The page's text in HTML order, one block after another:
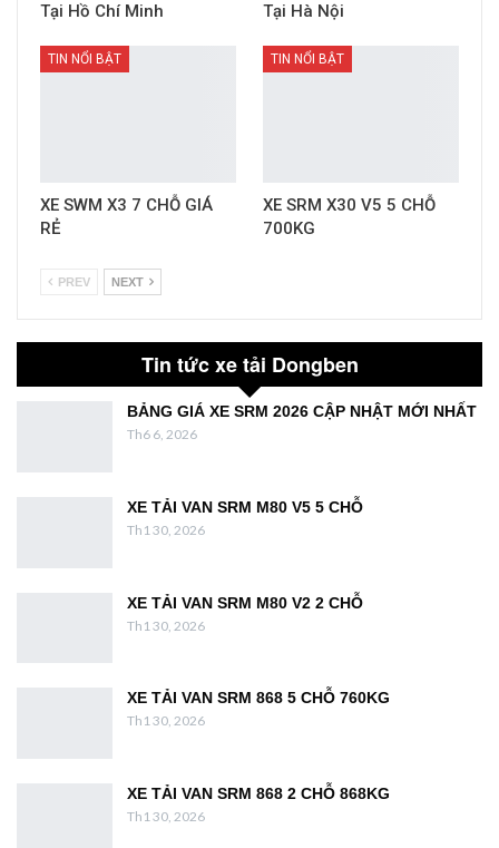
Tại Hồ Chí Minh
Tại Hà Nội
TIN NỔI BẬT
XE SWM X3 7 CHỖ GIÁ
RẺ
TIN NỔI BẬT
XE SRM X30 V5 5 CHỖ
700KG
PREV NEXT
Tin tức xe tải Dongben
BẢNG GIÁ XE SRM 2026 CẬP NHẬT MỚI NHẤT
Th6 6, 2026
XE TẢI VAN SRM M80 V5 5 CHỖ
Th1 30, 2026
XE TẢI VAN SRM M80 V2 2 CHỖ
Th1 30, 2026
XE TẢI VAN SRM 868 5 CHỖ 760KG
Th1 30, 2026
XE TẢI VAN SRM 868 2 CHỖ 868KG
Th1 30, 2026